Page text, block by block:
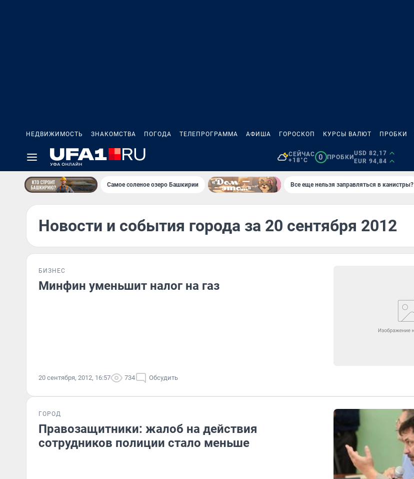
НЕДВИЖИМОСТЬ ЗНАКОМСТВА ПОГОДА ТЕЛЕПРОГРАММА АФИША ГОРОСКОП КУРСЫ ВАЛЮТ ПРОБКИ
СЕЙЧАС
+18°C
0 ПРОБКИ
USD 82,17
EUR 94,84
Самое соленое озеро Башкирии Все еще нельзя заправляться в канистры?
Новости и события города за 20 сентября 2012
БИЗНЕС
Минфин уменьшит налог на газ
20 сентября, 2012, 16:57 734 Обсудить
ГОРОД
Правозащитники: жалоб на действия
сотрудников полиции стало меньше